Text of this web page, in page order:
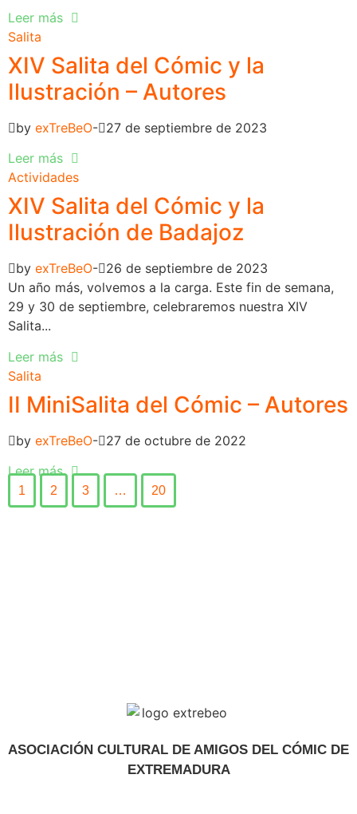
Leer más
Salita
XIV Salita del Cómic y la
Ilustración – Autores
by exTreBeO
27 de septiembre de 2023
Leer más
Actividades
XIV Salita del Cómic y la
Ilustración de Badajoz
by exTreBeO
26 de septiembre de 2023
Un año más, volvemos a la carga. Este fin de semana,
29 y 30 de septiembre, celebraremos nuestra XIV
Salita...
Leer más
Salita
II MiniSalita del Cómic – Autores
by exTreBeO
27 de octubre de 2022
Leer más
1 2 3 … 20
ASOCIACIÓN CULTURAL DE AMIGOS DEL CÓMIC DE
EXTREMADURA